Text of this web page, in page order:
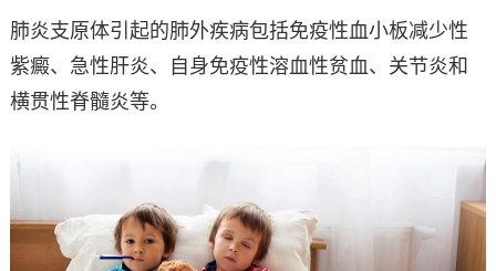
肺炎支原体引起的肺外疾病包括免疫性血小板减少性
紫癜、急性肝炎、自身免疫性溶血性贫血、关节炎和
横贯性脊髓炎等。